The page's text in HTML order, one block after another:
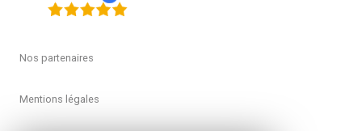
Nos partenaires
Mentions légales